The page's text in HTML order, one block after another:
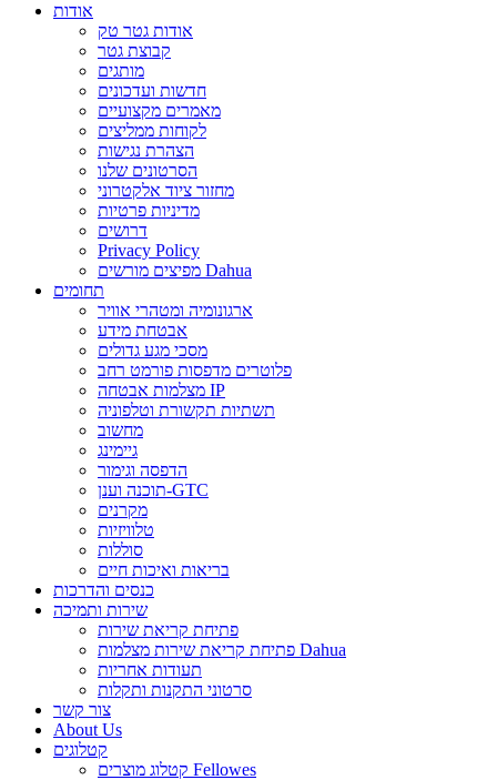
אודות
אודות גטר טק
קבוצת גטר
מותגים
חדשות ועדכונים
מאמרים מקצועיים
לקוחות ממליצים
הצהרת נגישות
הסרטונים שלנו
מחזור ציוד אלקטרוני
מדיניות פרטיות
דרושים
Privacy Policy
מפיצים מורשים Dahua
תחומים
ארגונומיה ומטהרי אוויר
אבטחת מידע
מסכי מגע גדולים
פלוטרים מדפסות פורמט רחב
מצלמות אבטחה IP
תשתיות תקשורת וטלפוניה
מחשוב
גיימינג
הדפסה וגימור
תוכנה וענן-GTC
מקרנים
טלוויזיות
סוללות
בריאות ואיכות חיים
כנסים והדרכות
שירות ותמיכה
פתיחת קריאת שירות
פתיחת קריאת שירות מצלמות Dahua
תעודות אחריות
סרטוני התקנות ותקלות
צור קשר
About Us
קטלוגים
קטלוג מוצרים Fellowes